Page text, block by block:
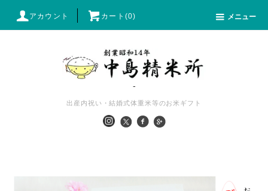
アカウント カート(0) メニュー
-
出産内祝い・結婚式体重米等のお米ギフト